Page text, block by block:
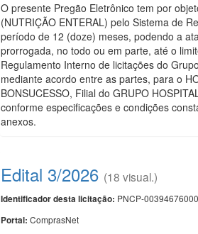
O presente Pregão Eletrônico tem por
(NUTRIÇÃO ENTERAL) pelo Sistema de
período de 12 (doze) meses, podendo a
prorrogada, no todo ou em parte, até o
Regulamento Interno de licitações do
mediante acordo entre as partes, para o
BONSUCESSO, Filial do GRUPO
conforme especificações e condições
anexos.
Edital 3/2026 (18 visual.)
Identificador desta licitação: PNCP-
Portal: ComprasNet